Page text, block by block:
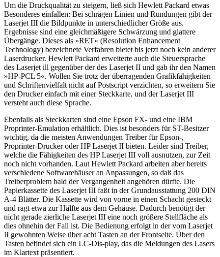
Um die Druckqualität zu steigern, ließ sich Hewlett Packard etwas
Besonderes einfallen: Bei schrägen Linien und Rundungen gibt der
Laserjet III die Bildpunkte in unterschiedlicher Größe aus.
Ergebnisse sind eine gleichmäßigere Schwärzung und glattere
Übergänge. Dieses als »RET« (Resolution Enhancement
Technology) bezeichnete Verfahren bietet bis jetzt noch kein anderer
Laserdrucker. Hewlett Packard erweiterte auch die Steuersprache
des Laserjet ill gegenüber der des Laserjet II und gab ihr den Namen
»HP-PCL 5«. Wollen Sie trotz der überragenden Grafikfähigkeiten
und Schriftenvielfalt nicht auf Postscript verzichten, so erweitern Sie
den Drucker einfach mit einer Steckkarte, und der Laserjet III
versteht auch diese Sprache.
Ebenfalls als Steckkarten sind eine Epson FX- und eine IBM
Proprinter-Emulation erhältlich. Dies ist besonders für ST-Besitzer
wichtig, da die meisten Anwendungen Treiber für Epson-,
Proprinter-Drucker oder HP Laserjet II bieten. Leider sind Treiber,
welche die Fähigkeiten des HP Laserjet III voll ausnutzen, zur Zeit
noch nicht vorhanden. Laut Hewlett Packard arbeiten aber bereits
verschiedene Softwarehäuser an Anpassungen, so daß das
Treiberproblem bald der Vergangenheit angehören dürfte. Die
Papierkassette des Laserjet III faßt in der Grundausstattung 200 DIN
A-4 Blätter. Die Kassette wird von vorne in einen Schacht gesteckt
und ragt etwa zur Hälfte aus dem Gehäuse. Dadurch benötigt der
nicht gerade zierliche Laserjet III eine noch größere Stellfläche als
dies ohnehin der Fall ist. Die Bedienung erfolgt in der vom Laserjet
II gewohnten Weise über acht Tasten an der Frontseite. Über den
Tasten befindet sich ein LC-Dis-play, das die Meldungen des Lasers
im Klartext präsentiert.